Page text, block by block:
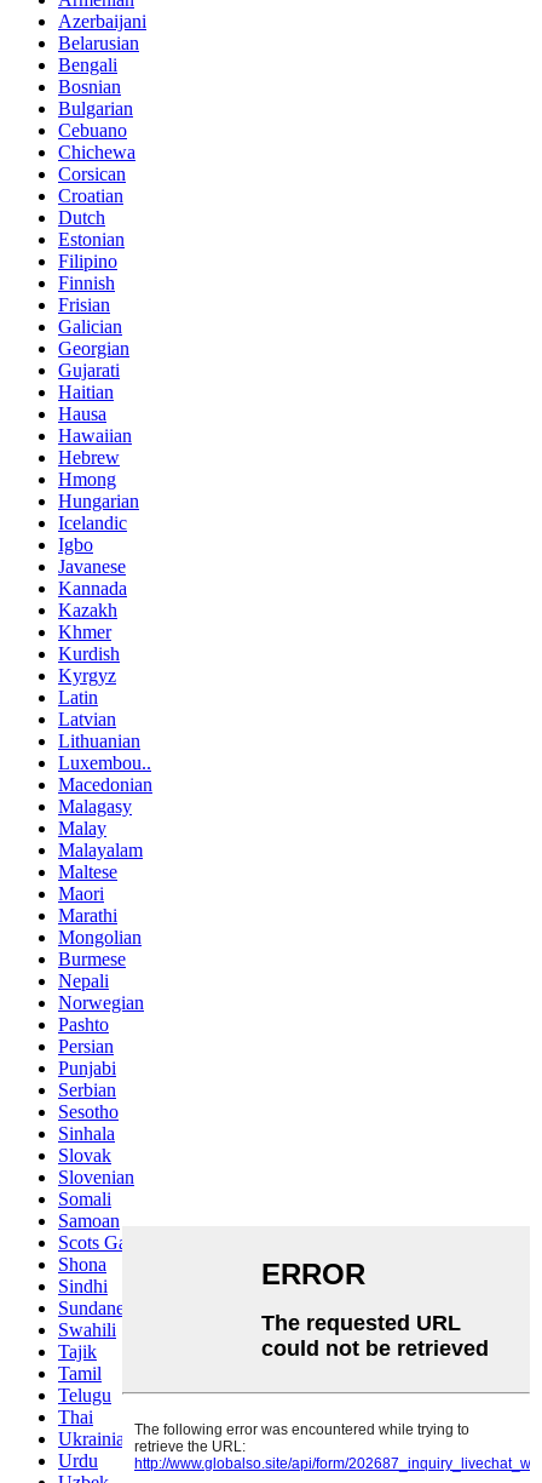
Azerbaijani
Belarusian
Bengali
Bosnian
Bulgarian
Cebuano
Chichewa
Corsican
Croatian
Dutch
Estonian
Filipino
Finnish
Frisian
Galician
Georgian
Gujarati
Haitian
Hausa
Hawaiian
Hebrew
Hmong
Hungarian
Icelandic
Igbo
Javanese
Kannada
Kazakh
Khmer
Kurdish
Kyrgyz
Latin
Latvian
Lithuanian
Luxembou..
Macedonian
Malagasy
Malay
Malayalam
Maltese
Maori
Marathi
Mongolian
Burmese
Nepali
Norwegian
Pashto
Persian
Punjabi
Serbian
Sesotho
Sinhala
Slovak
Slovenian
Somali
Samoan
Scots Gaelic
Shona
Sindhi
Sundanese
Swahili
Tajik
Tamil
Telugu
Thai
Ukrainian
Urdu